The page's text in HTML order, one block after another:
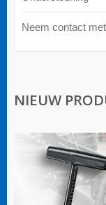
Neem contact
NIEUW